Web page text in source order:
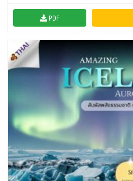
ตะวันออกกลาง
จอร์แดน - อียิปต์
TUR ตุรเคีย
9
เบลเยี่ยม เนเธอร์แลนด์ ลักเซม
ร์ก (BENELUX)
1
อิตาลี สวิส ฝรั่งเศส
PDF